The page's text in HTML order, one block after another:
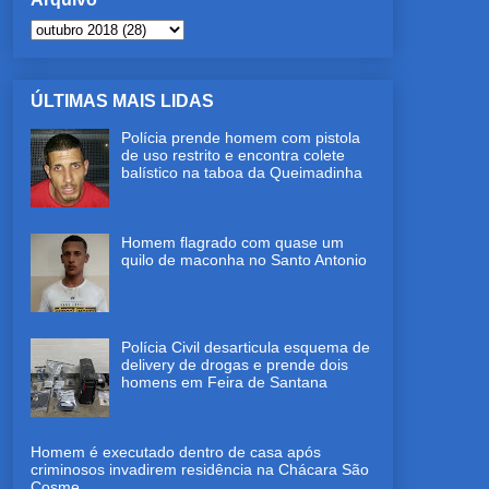
ÚLTIMAS MAIS LIDAS
Polícia prende homem com pistola
de uso restrito e encontra colete
balístico na taboa da Queimadinha
Homem flagrado com quase um
quilo de maconha no Santo Antonio
Polícia Civil desarticula esquema de
delivery de drogas e prende dois
homens em Feira de Santana
Homem é executado dentro de casa após
criminosos invadirem residência na Chácara São